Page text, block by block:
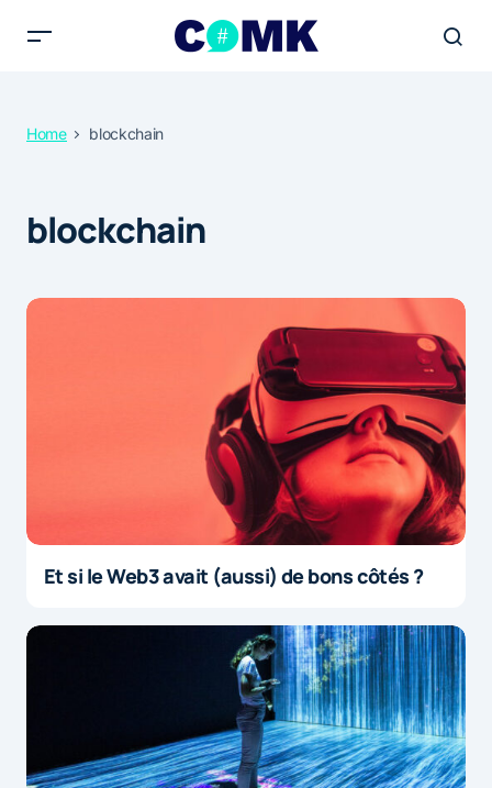
Home blockchain
blockchain
Et si le Web3 avait (aussi) de bons côtés ?